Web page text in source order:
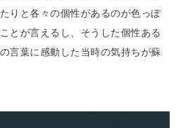
りと各々の個性があるのが色っぽ
とが言えるし、そうした個性ある
言葉に感動した当時の気持ちが蘇